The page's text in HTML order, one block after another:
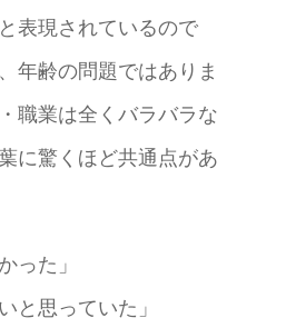
表現されているので
年齢の問題ではありま
職業は全くバラバラな
に驚くほど共通点があ
った」
と思っていた」